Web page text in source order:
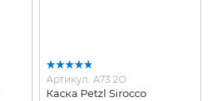
Артикул: A73 2O
Каска Petzl Sirocco